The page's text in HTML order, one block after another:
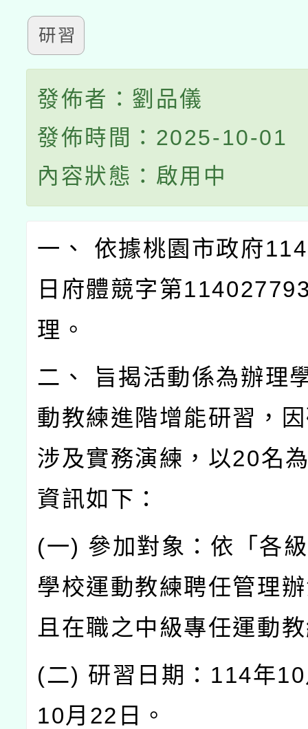
研習
發佈者：劉品儀
發佈時間：2025-10-01
內容狀態：啟用中
一、 依據桃園市政府
日府體競字第
理。
二、 旨揭活動係為辦理
動教練進階增能研習，
涉及實務演練，以20名
資訊如下：
(一) 參加對象：依「各
學校運動教練聘任管理
且在職之中級專任運動
(二) 研習日期：114年
10月22日。